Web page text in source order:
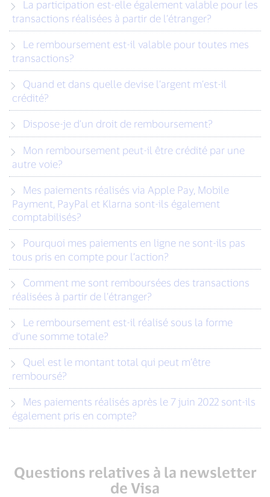
transactions réalisées à partir de l’étranger?
transactions?
crédité?
Dispose-je d’un droit de remboursement?
autre voie?
Payment, PayPal et Klarna sont-ils également
comptabilisés?
tous pris en compte pour l’action?
réalisées à partir de l’étranger?
d’une somme totale?
remboursé?
également pris en compte?
Questions relatives à la newsletter
de Visa